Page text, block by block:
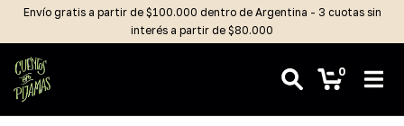
Envío gratis a partir de $100.000 dentro de Argentina - 3 cuotas sin
interés a partir de $80.000
0